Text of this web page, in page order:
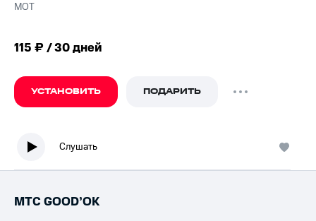
МОТ
115 ₽ / 30 дней
УСТАНОВИТЬ ПОДАРИТЬ
Слушать
МТС GOOD’OK